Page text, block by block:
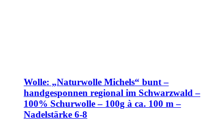
Wolle: „Naturwolle Michels“ bunt –
handgesponnen regional im Schwarzwald –
100% Schurwolle – 100g à ca. 100 m –
Nadelstärke 6-8